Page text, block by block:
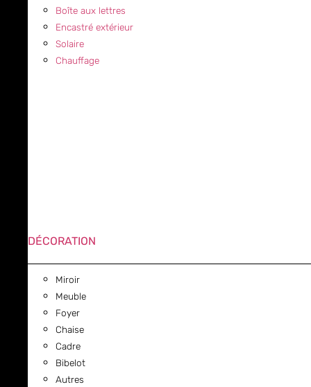
Boîte aux lettres
Encastré extérieur
Solaire
Chauffage
DÉCORATION
Miroir
Meuble
Foyer
Chaise
Cadre
Bibelot
Autres